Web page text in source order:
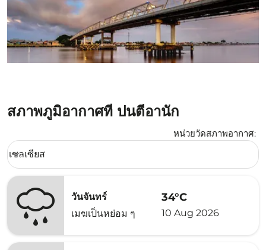
สภาพภูมิอากาศที่ ปนตีอานัก
หน่วยวัดสภาพอากาศ:
Weather unit option เซลเซียส Selected
เซลเซียส
keyboard_arrow_down
วันจันทร์
เมฆเป็นหย่อม ๆ
34°C
10 Aug 2026